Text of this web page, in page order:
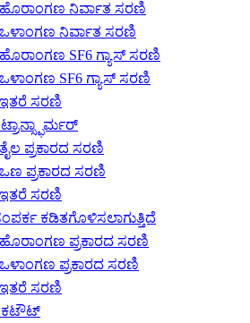
ಹೊರಾಂಗಣ ನಿರ್ವಾತ ಸರಣಿ
ಒಳಾಂಗಣ ನಿರ್ವಾತ ಸರಣಿ
ಹೊರಾಂಗಣ SF6 ಗ್ಯಾಸ್ ಸರಣಿ
ಒಳಾಂಗಣ SF6 ಗ್ಯಾಸ್ ಸರಣಿ
ಇತರೆ ಸರಣಿ
ತೈಲ ಪ್ರಕಾರದ ಸರಣಿ
ಒಣ ಪ್ರಕಾರದ ಸರಣಿ
ಇತರೆ ಸರಣಿ
ಕಡಿತಗೊಳಿಸಲಾಗುತ್ತಿದೆ
ಹೊರಾಂಗಣ ಪ್ರಕಾರದ ಸರಣಿ
ಒಳಾಂಗಣ ಪ್ರಕಾರದ ಸರಣಿ
ಇತರೆ ಸರಣಿ
ಕಟೌಟ್